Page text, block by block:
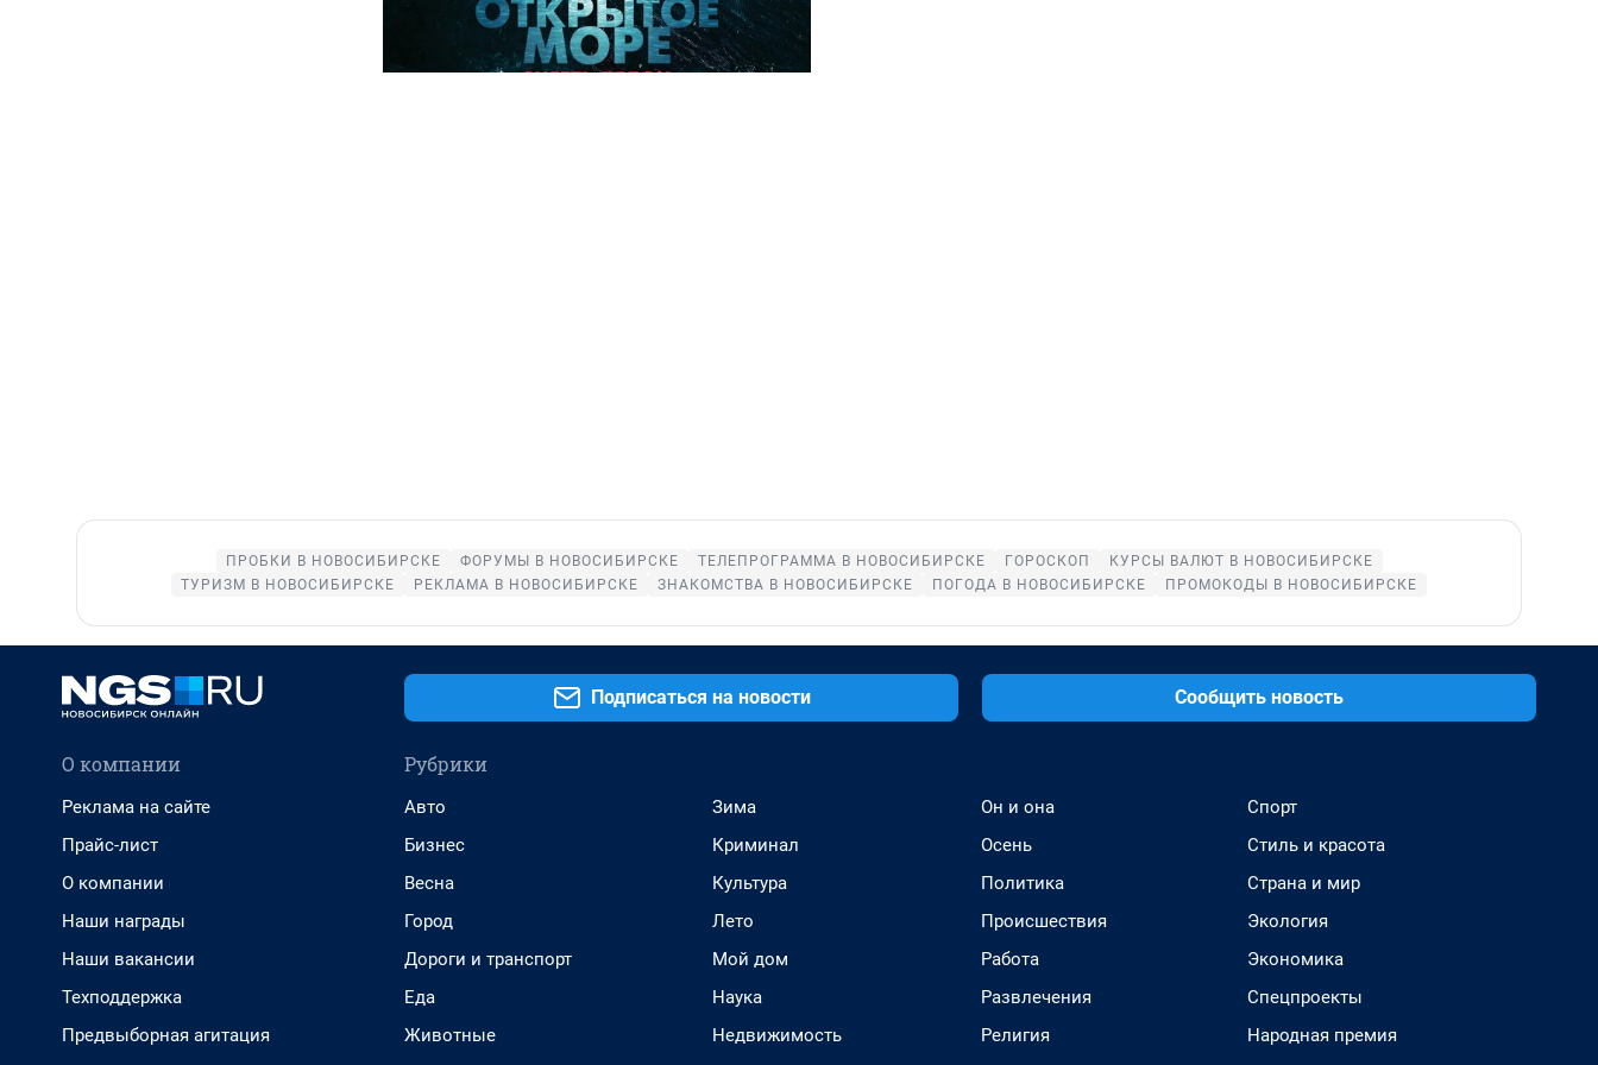
ПРОБКИ В НОВОСИБИРСКЕ ФОРУМЫ В НОВОСИБИРСКЕ ТЕЛЕПРОГРАММА В НОВОСИБИРСКЕ ГОРОСКОП
КУРСЫ ВАЛЮТ В НОВОСИБИРСКЕ
ТУРИЗМ В НОВОСИБИРСКЕ
РЕКЛАМА В НОВОСИБИРСКЕ ЗНАКОМСТВА В НОВОСИБИРСКЕ ПОГОДА В НОВОСИБИРСКЕ ПРОМОКОДЫ В НОВОСИБИРСКЕ
Подписаться на новости Сообщить новость
О компании
Реклама на сайте
Прайс-лист
О компании
Наши награды
Наши вакансии
Техподдержка
Предвыборная агитация
Рубрики
Авто
Бизнес
Весна
Город
Дороги и транспорт
Еда
Животные
Зима
Криминал
Культура
Лето
Мой дом
Наука
Недвижимость
Он и она
Осень
Политика
Происшествия
Работа
Развлечения
Религия
Спорт
Стиль и красота
Страна и мир
Экология
Экономика
Спецпроекты
Народная премия